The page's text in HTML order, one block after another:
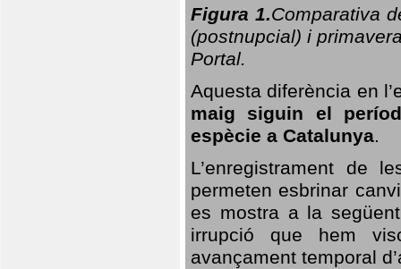
Figura 1.Comparativa
(postnupcial) i
Portal.
Aquesta diferència en
maig siguin el
espècie a Catalunya.
L’enregistrament de
permeten esbrinar
es mostra a la
irrupció que hem
avançament temporal